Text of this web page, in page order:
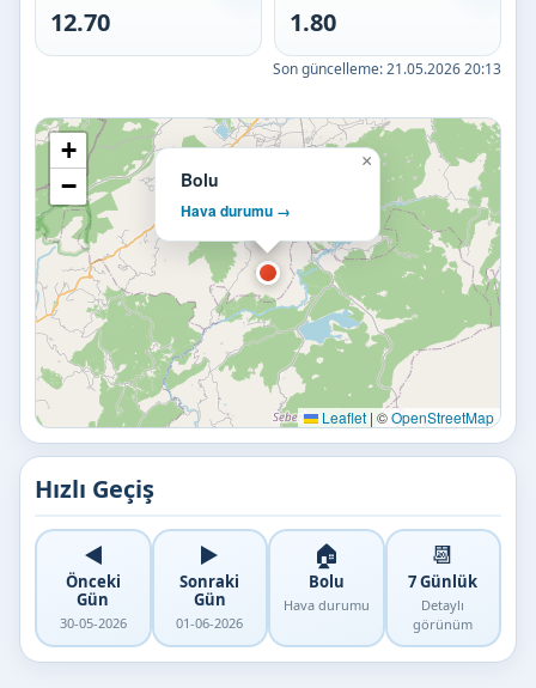
12.70 1.80
Son güncelleme:21.05.2026 20:13
Bolu
Hava durumu →
×
+
−
Leaflet | ©OpenStreetMap
Hızlı Geçiş
◀️
Önceki
Gün
30-05-2026
▶️
Sonraki
Gün
01-06-2026
🏠
Bolu
Hava durumu
📆
7 Günlük
Detaylı
görünüm